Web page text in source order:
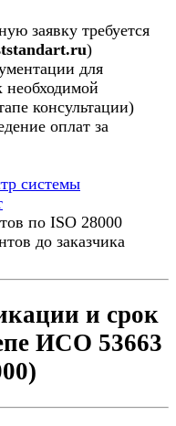
заявку требуется
)
для
необходимой
консультации)
оплат за
системы
по ISO 28000
до заказчика
и срок
ИСО 53663